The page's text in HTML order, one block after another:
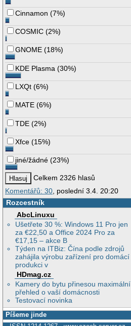
Cinnamon (7%)
COSMIC (2%)
GNOME (18%)
KDE Plasma (30%)
LXQt (6%)
MATE (6%)
TDE (2%)
Xfce (15%)
jiné/žádné (23%)
Celkem 2326 hlasů
Komentářů: 30 , poslední 3.4. 20:20
Rozcestník
AbcLinuxu
Ušetřete 30 %: Windows 11 Pro jen
za €22,50 a Office 2024 Pro za
€17,15 – akce B
Týden na ITBiz: Čína podle zdrojů
zahájila výrobu zařízení pro domácí
produkci v
HDmag.cz
Kamery do bytu přinesou maximální
přehled o vaší domácnosti
Testovací novinka
Píšeme jinde